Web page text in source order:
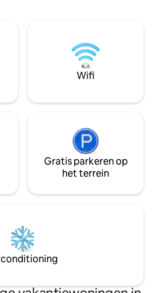
Koněšínská-
voor
zijn er ook
kříž, de
en is volledig omheind. Dit
voor degenen die
begrijpen wat dat
gasten, zoek bij
Wifi
Gratis parkeren op
het terrein